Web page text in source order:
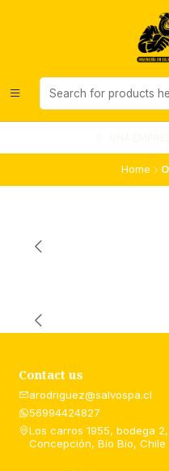
Home
Contact us
arodriguez@salvospa.cl
56994424827
Los carros 1955, bodega
Concepción, Bío Bío, Chile